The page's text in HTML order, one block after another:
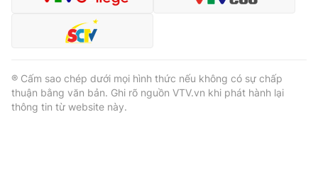
® Cấm sao chép dưới mọi hình thức nếu không có sự chấp
thuận bằng văn bản. Ghi rõ nguồn VTV.vn khi phát hành lại
thông tin từ website này.